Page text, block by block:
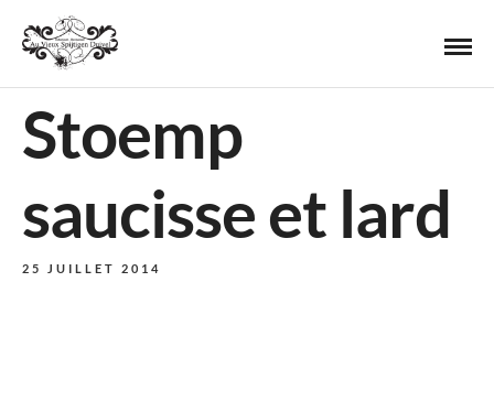
Stoemp
saucisse et lard
25 JUILLET 2014